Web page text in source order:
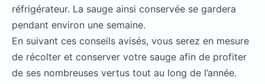
réfrigérateur. La sauge ainsi conservée se gardera
pendant environ une semaine.
En suivant ces conseils avisés, vous serez en mesure
de récolter et conserver votre sauge afin de profiter
de ses nombreuses vertus tout au long de l’année.